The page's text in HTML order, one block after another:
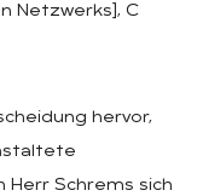
Netzwerks], C
hervor,
Herr Schrems sich